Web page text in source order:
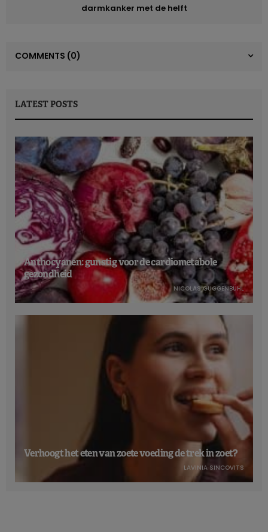
darmkanker met de helft
COMMENTS (0)
LATEST POSTS
Anthocyanen: gunstig voor de cardiometabole
gezondheid
NICOLAS GUGGENBÜHL
Verhoogt het eten van zoete voeding de trek in zoet?
LAVINIA SINCOVITS